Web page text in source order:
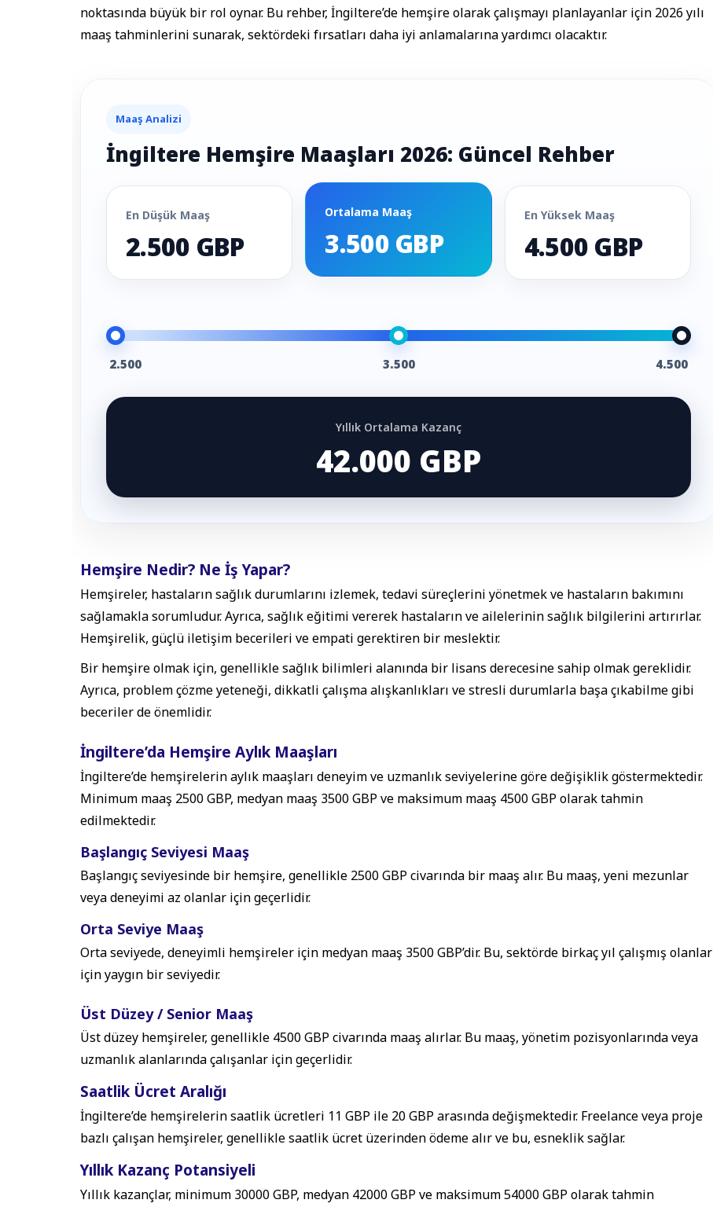
noktasında büyük bir rol oynar. Bu rehber, İngiltere’de hemşire olarak çalışmayı planlayanlar için 2026 yılı
maaş tahminlerini sunarak, sektördeki fırsatları daha iyi anlamalarına yardımcı olacaktır.
Maaş Analizi
İngiltere Hemşire Maaşları 2026: Güncel Rehber
En Düşük Maaş
2.500 GBP
Ortalama Maaş
3.500 GBP
En Yüksek Maaş
4.500 GBP
2.500 3.500 4.500
Yıllık Ortalama Kazanç
42.000 GBP
Hemşire Nedir? Ne İş Yapar?
Hemşireler, hastaların sağlık durumlarını izlemek, tedavi süreçlerini yönetmek ve hastaların bakımını
sağlamakla sorumludur. Ayrıca, sağlık eğitimi vererek hastaların ve ailelerinin sağlık bilgilerini artırırlar.
Hemşirelik, güçlü iletişim becerileri ve empati gerektiren bir meslektir.
Bir hemşire olmak için, genellikle sağlık bilimleri alanında bir lisans derecesine sahip olmak gereklidir.
Ayrıca, problem çözme yeteneği, dikkatli çalışma alışkanlıkları ve stresli durumlarla başa çıkabilme gibi
beceriler de önemlidir.
İngiltere’da Hemşire Aylık Maaşları
İngiltere’de hemşirelerin aylık maaşları deneyim ve uzmanlık seviyelerine göre değişiklik göstermektedir.
Minimum maaş 2500 GBP, medyan maaş 3500 GBP ve maksimum maaş 4500 GBP olarak tahmin
edilmektedir.
Başlangıç Seviyesi Maaş
Başlangıç seviyesinde bir hemşire, genellikle 2500 GBP civarında bir maaş alır. Bu maaş, yeni mezunlar
veya deneyimi az olanlar için geçerlidir.
Orta Seviye Maaş
Orta seviyede, deneyimli hemşireler için medyan maaş 3500 GBP’dir. Bu, sektörde birkaç yıl çalışmış olanlar
için yaygın bir seviyedir.
Üst Düzey / Senior Maaş
Üst düzey hemşireler, genellikle 4500 GBP civarında maaş alırlar. Bu maaş, yönetim pozisyonlarında veya
uzmanlık alanlarında çalışanlar için geçerlidir.
Saatlik Ücret Aralığı
İngiltere’de hemşirelerin saatlik ücretleri 11 GBP ile 20 GBP arasında değişmektedir. Freelance veya proje
bazlı çalışan hemşireler, genellikle saatlik ücret üzerinden ödeme alır ve bu, esneklik sağlar.
Yıllık Kazanç Potansiyeli
Yıllık kazançlar, minimum 30000 GBP, medyan 42000 GBP ve maksimum 54000 GBP olarak tahmin